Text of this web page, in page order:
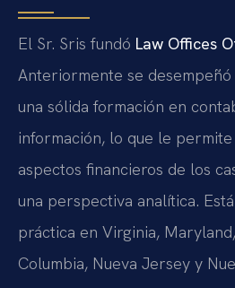
El Sr. Sris fundó Law Offices
Anteriormente se
una sólida formación en
información, lo que le
aspectos financieros de los
una perspectiva analítica.
práctica en Virginia,
Columbia, Nueva Jersey y